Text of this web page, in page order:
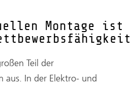
Montage ist
Teil der
aus. In der Elektro- und